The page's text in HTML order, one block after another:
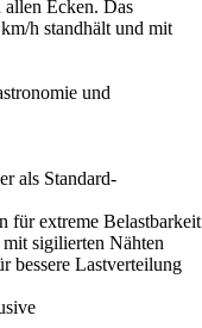
Ecken. Das
h standhält und mit
und
als Standard-
für extreme Belastbarkeit
sigilierten Nähten
bessere Lastverteilung